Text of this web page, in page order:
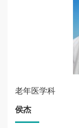
老年医学科
侯杰